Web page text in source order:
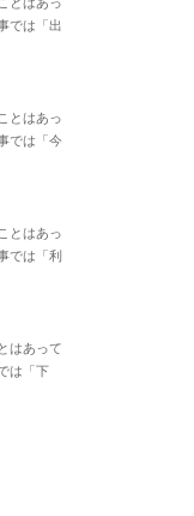
では「出
とはあっ
では「今
とはあっ
では「利
はあって
は「下